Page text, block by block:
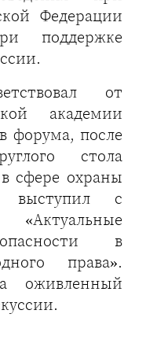
Федерации
от
академии
форума, после
стола
сфере охраны
выступил с
в
права».
оживленный